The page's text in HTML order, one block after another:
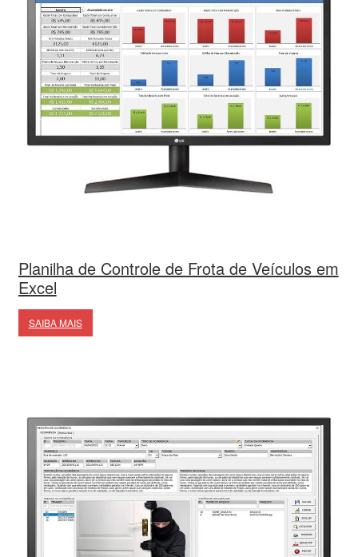
Planilha de Controle de Frota de Veículos em
Excel
SAIBA MAIS